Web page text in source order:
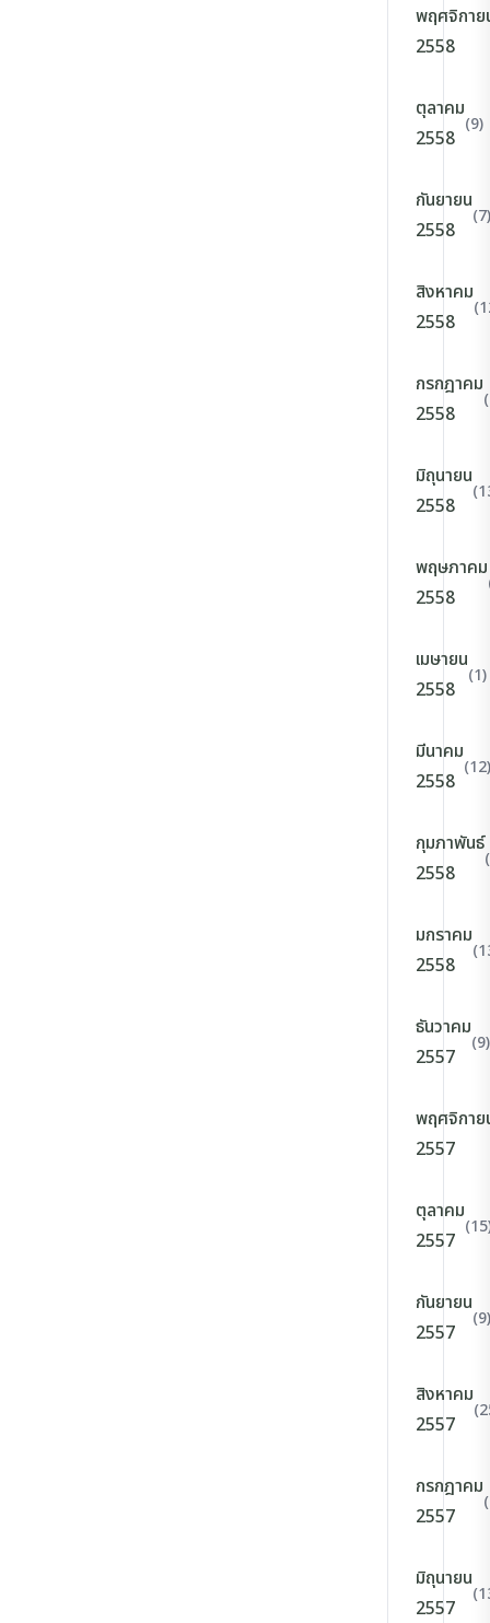
พฤศจิกาย
2558
ตุลาคม
2558
(9)
กันยายน
2558
(7)
สิงหาคม
2558
กรกฎาคม
2558
มิถุนายน
2558
พฤษภาคม
2558
เมษายน
2558
(1)
มีนาคม
2558
(12)
กุมภาพันธ์
2558
มกราคม
2558
ธันวาคม
2557
(9)
พฤศจิกาย
2557
ตุลาคม
2557
กันยายน
2557
(9)
สิงหาคม
2557
กรกฎาคม
2557
มิถุนายน
2557